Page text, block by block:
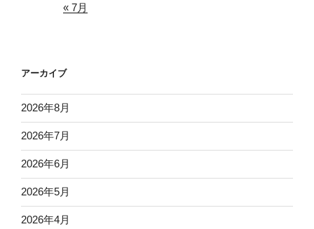
« 7月
アーカイブ
2026年8月
2026年7月
2026年6月
2026年5月
2026年4月